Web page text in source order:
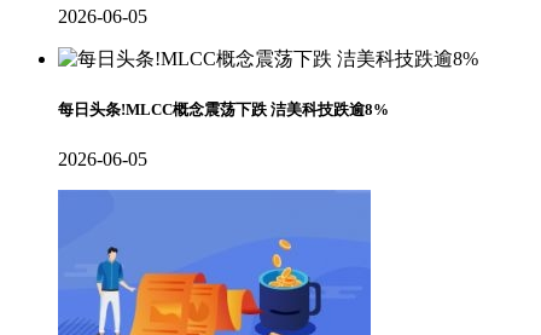
2026-06-05
每日头条!MLCC概念震荡下跌 洁美科技跌逾8%
2026-06-05